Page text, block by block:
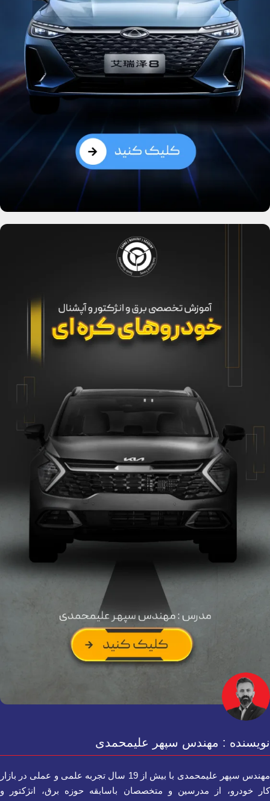
نویسنده : مهندس سپهر علیمحمدی
مهندس سپهر علیمحمدی با بیش از 19 سال تجربه علمی و عملی در بازار
کار خودرو، از مدرسین و متخصصان باسابقه حوزه برق، انژکتور و